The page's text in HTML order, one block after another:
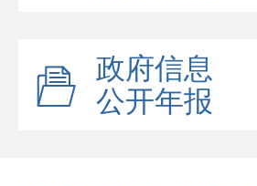
政府信息
公开年报